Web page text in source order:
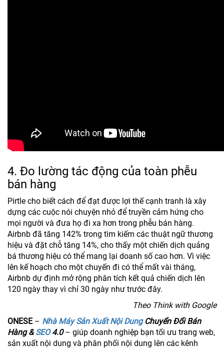
4. Đo lường tác động của toàn phễu
bán hàng
Pirtle cho biết cách để đạt được lợi thế cạnh tranh là xây
dựng các cuộc nói chuyện nhỏ để truyền cảm hứng cho
mọi người và đưa họ đi xa hơn trong phễu bán hàng.
Airbnb đã tăng 142% trong tìm kiếm các thuật ngữ thương
hiệu và đặt chỗ tăng 14%, cho thấy một chiến dịch quảng
bá thương hiệu có thể mang lại doanh số cao hơn. Vì việc
lên kế hoạch cho một chuyến đi có thể mất vài tháng,
Airbnb dự định mở rộng phân tích kết quả chiến dịch lên
120 ngày thay vì chỉ 30 ngày như trước đây.
Theo Think with Google
ONESE– Nhà Máy Sản Xuất Nội DungChuyển Đổi Bán
Hàng &SEO4.0– giúp doanh nghiệp bạn tối ưu trang web,
sản xuất nội dung và phân phối nội dung lên các kênh